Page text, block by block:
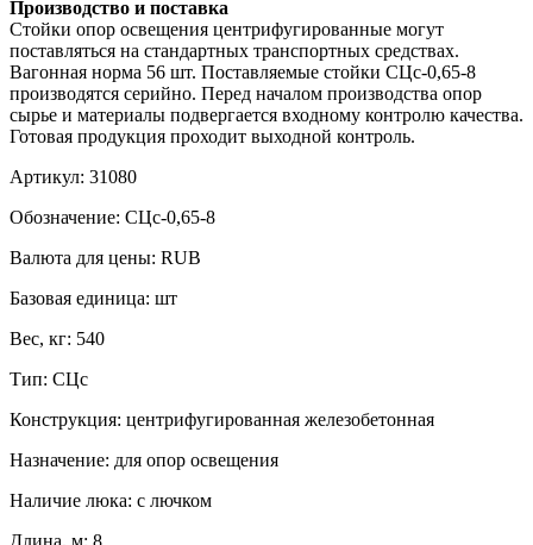
Производство и поставка
Стойки опор освещения центрифугированные могут
поставляться на стандартных транспортных средствах.
Вагонная норма 56 шт. Поставляемые стойки СЦс-0,65-8
производятся серийно. Перед началом производства опор
сырье и материалы подвергается входному контролю качества.
Готовая продукция проходит выходной контроль.
Артикул: 31080
Обозначение: СЦс-0,65-8
Валюта для цены: RUB
Базовая единица: шт
Вес, кг: 540
Тип: СЦс
Конструкция: центрифугированная железобетонная
Назначение: для опор освещения
Наличие люка: с лючком
Длина, м: 8